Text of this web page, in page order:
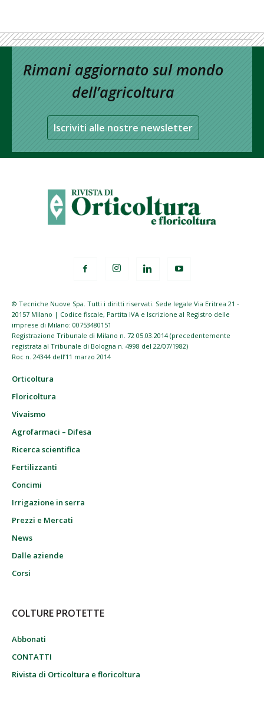
Rimani aggiornato sul mondo
dell’agricoltura
Iscriviti alle nostre newsletter
© Tecniche Nuove Spa. Tutti i diritti riservati. Sede legale Via Eritrea 21 -
20157 Milano | Codice fiscale, Partita IVA e Iscrizione al Registro delle
imprese di Milano: 00753480151
Registrazione Tribunale di Milano n. 72 05.03.2014 (precedentemente
registrata al Tribunale di Bologna n. 4998 del 22/07/1982)
Roc n. 24344 dell’11 marzo 2014
Orticoltura
Floricoltura
Vivaismo
Agrofarmaci – Difesa
Ricerca scientifica
Fertilizzanti
Concimi
Irrigazione in serra
Prezzi e Mercati
News
Dalle aziende
Corsi
COLTURE PROTETTE
Abbonati
CONTATTI
Rivista di Orticoltura e floricoltura